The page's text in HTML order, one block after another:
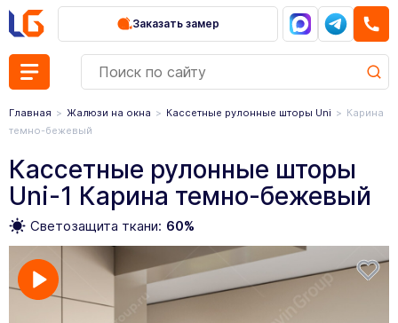
Заказать замер
Главная Жалюзи на окна Кассетные рулонные шторы Uni
Карина
темно-бежевый
Кассетные рулонные шторы
Uni-1 Карина темно-бежевый
Светозащита ткани: 60%